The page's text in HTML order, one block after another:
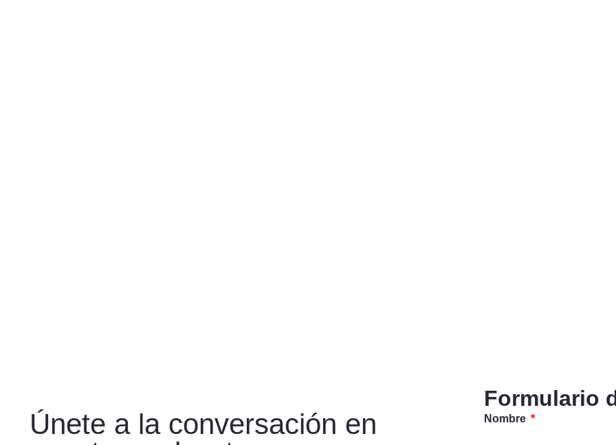
Únete a la conversación en
Formulario
Nombre